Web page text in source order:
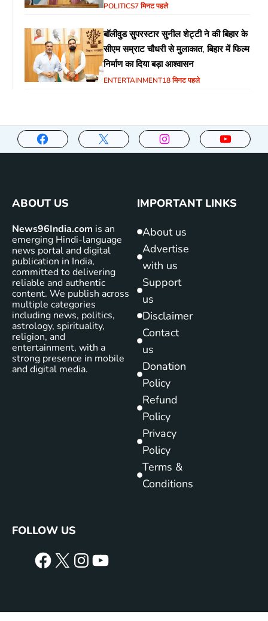
POLITICS7 मिनट पहले
बॉलीवुड सुपरस्टार सुनील शेट्टी ने की बिहार के
सीएम सम्राट चौधरी से मुलाकात, बिहार में फिल्म
निर्माण का दिया बड़ा आश्वासन
ENTERTAINMENT18 मिनट पहले
ABOUT US
News96India.com is an
emerging Hindi-language
news portal and digital
publication in India,
committed to delivering
reliable and authentic
content. We publish across
multiple categories
including news, politics,
astrology, spirituality,
religion, and
entertainment, with a
strong presence in mobile
and digital media.
IMPORTANT LINKS
About us
Advertise
with us
Support
us
Disclaimer
Contact
us
Donation
Policy
Refund
Policy
Privacy
Policy
Terms &
Conditions
FOLLOW US